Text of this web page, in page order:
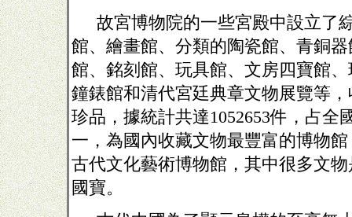
故宮博物院的一些宮殿中設立了
館、繪畫館、分類的陶瓷館、青銅
館、銘刻館、玩具館、文房四寶館
鐘錶館和清代宮廷典章文物展覽等
珍品，據統計共達1052653件，占全
一，為國內收藏文物最豐富的博物
古代文化藝術博物館，其中很多文
國寶。